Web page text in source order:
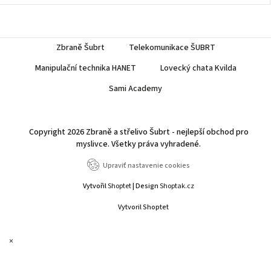
Zbraně Šubrt
Telekomunikace ŠUBRT
Manipulační technika HANET
Lovecký chata Kvilda
Sami Academy
Vytvoril Shoptet
Copyright 2026 Zbraně a střelivo Šubrt - nejlepší obchod pro
myslivce. Všetky práva vyhradené.
Upraviť nastavenie cookies
VytvořilShoptet| DesignShoptak.cz
×